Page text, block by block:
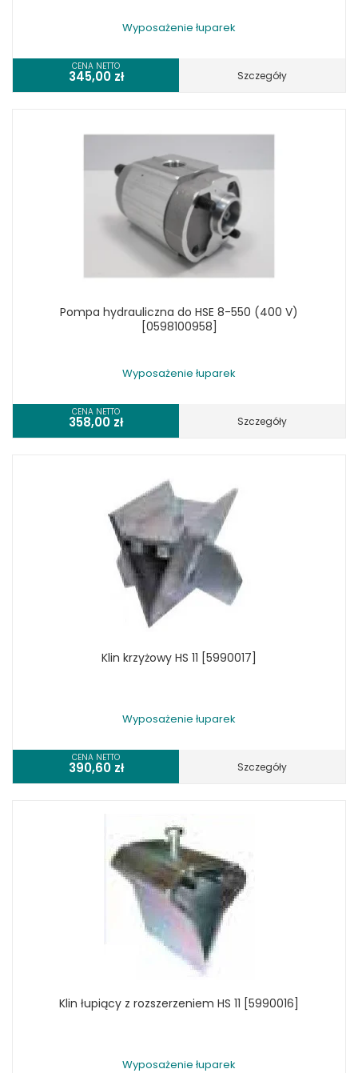
Wyposażenie łuparek
CENA NETTO
345,00 zł Szczegóły
Pompa hydrauliczna do HSE 8-550 (400 V)
[0598100958]
Wyposażenie łuparek
CENA NETTO
358,00 zł Szczegóły
Klin krzyżowy HS 11 [5990017]
Wyposażenie łuparek
CENA NETTO
390,60 zł Szczegóły
Klin łupiący z rozszerzeniem HS 11 [5990016]
Wyposażenie łuparek